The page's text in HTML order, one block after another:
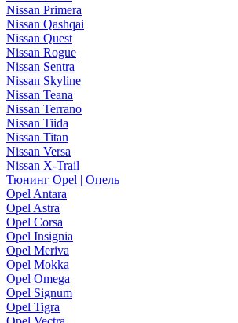
Nissan Primera
Nissan Qashqai
Nissan Quest
Nissan Rogue
Nissan Sentra
Nissan Skyline
Nissan Teana
Nissan Terrano
Nissan Tiida
Nissan Titan
Nissan Versa
Nissan X-Trail
Тюнинг Opel | Опель
Opel Antara
Opel Astra
Opel Corsa
Opel Insignia
Opel Meriva
Opel Mokka
Opel Omega
Opel Signum
Opel Tigra